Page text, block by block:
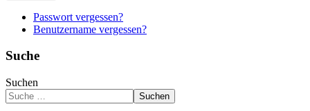
Passwort vergessen?
Benutzername vergessen?
Suche
Suchen
Suchen